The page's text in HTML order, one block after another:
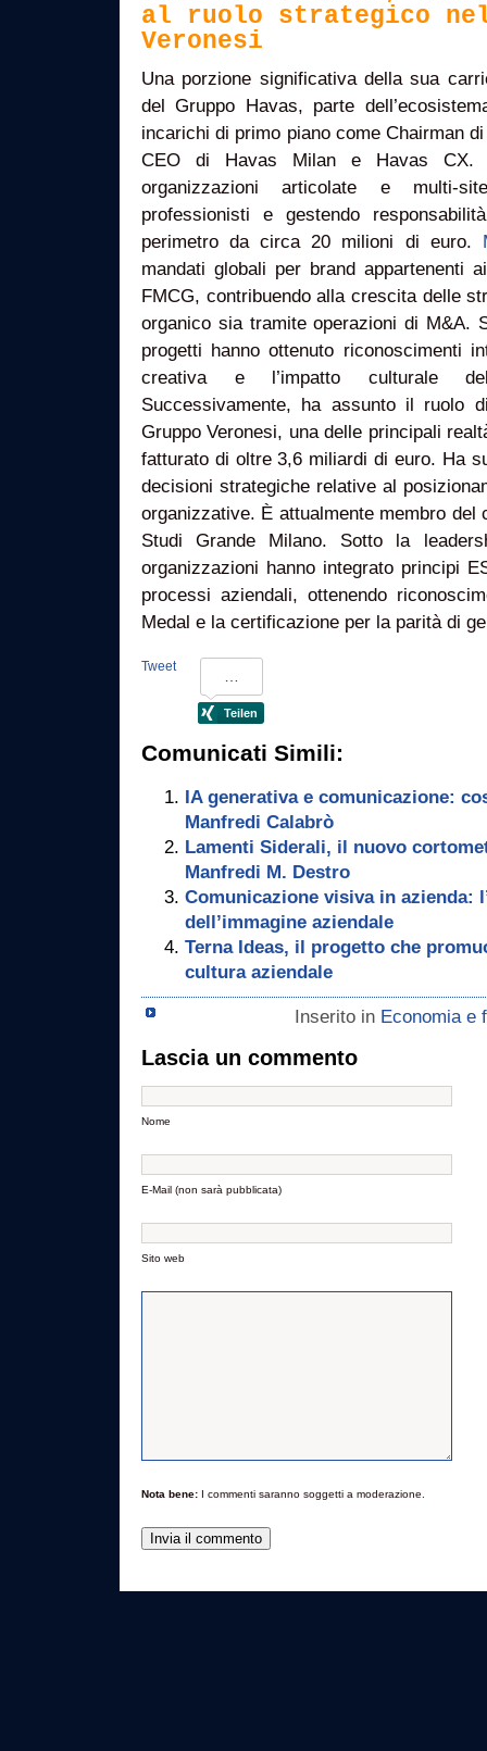
al ruolo strategico nel
Veronesi
Una porzione significativa della sua
del Gruppo Havas, parte
incarichi di primo piano come Chairman
CEO di Havas Milan e Havas CX.
organizzazioni articolate e multi-
professionisti e gestendo
perimetro da circa 20 milioni di euro.
mandati globali per brand appartenenti
FMCG, contribuendo alla crescita delle
organico sia tramite operazioni di M&A.
progetti hanno ottenuto riconoscimenti
creativa e l’impatto culturale
Successivamente, ha assunto il ruolo
Gruppo Veronesi, una delle principali
fatturato di oltre 3,6 miliardi di euro. Ha
decisioni strategiche relative al
organizzative. È attualmente membro del
Studi Grande Milano. Sotto la
organizzazioni hanno integrato principi
processi aziendali, ottenendo
Medal e la certificazione per la parità di
Tweet
Comunicati Simili:
IA generativa e comunicazione:
Manfredi Calabrò
Lamenti Siderali, il nuovo
Manfredi M. Destro
Comunicazione visiva in azienda:
dell’immagine aziendale
Terna Ideas, il progetto che
cultura aziendale
Inserito in Economia e
Lascia un commento
Nome
E-Mail (non sarà pubblicata)
Sito web
Nota bene: I commenti saranno soggetti a moderazione.